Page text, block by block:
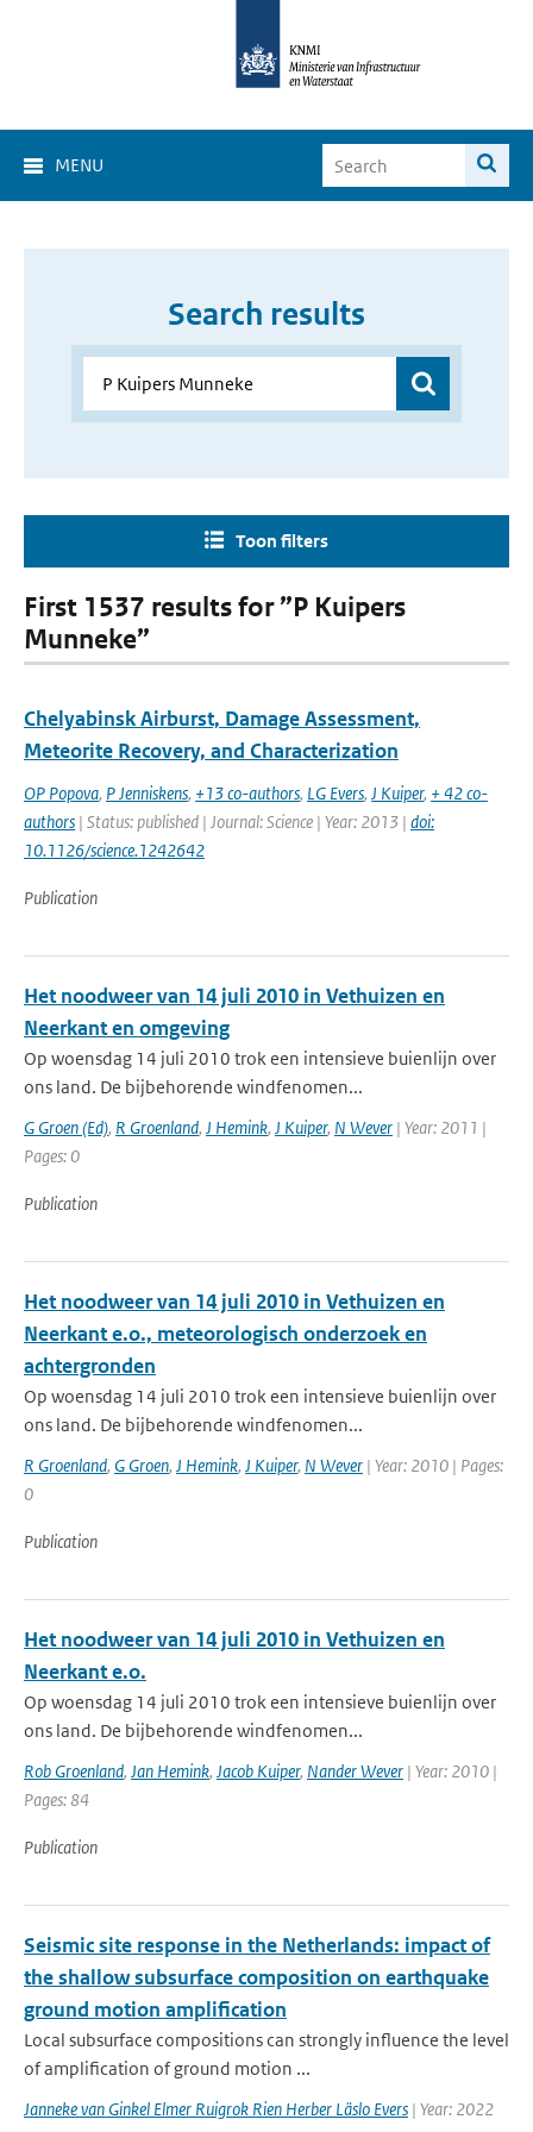
MENU
Search results
Toon filters
First 1537 results for ”P Kuipers
Munneke”
Chelyabinsk Airburst, Damage Assessment,
Meteorite Recovery, and Characterization
OP Popova, P Jenniskens, +13 co-authors, LG Evers, J Kuiper, + 42 co-
authors | Status: published | Journal: Science | Year: 2013 | doi:
10.1126/science.1242642
Publication
Het noodweer van 14 juli 2010 in Vethuizen en
Neerkant en omgeving
Op woensdag 14 juli 2010 trok een intensieve buienlijn over
ons land. De bijbehorende windfenomen...
G Groen (Ed), R Groenland, J Hemink, J Kuiper, N Wever | Year: 2011 |
Pages: 0
Publication
Het noodweer van 14 juli 2010 in Vethuizen en
Neerkant e.o., meteorologisch onderzoek en
achtergronden
Op woensdag 14 juli 2010 trok een intensieve buienlijn over
ons land. De bijbehorende windfenomen...
R Groenland, G Groen, J Hemink, J Kuiper, N Wever | Year: 2010 | Pages:
0
Publication
Het noodweer van 14 juli 2010 in Vethuizen en
Neerkant e.o.
Op woensdag 14 juli 2010 trok een intensieve buienlijn over
ons land. De bijbehorende windfenomen...
Rob Groenland, Jan Hemink, Jacob Kuiper, Nander Wever | Year: 2010 |
Pages: 84
Publication
Seismic site response in the Netherlands: impact of
the shallow subsurface composition on earthquake
ground motion amplification
Local subsurface compositions can strongly influence the level
of amplification of ground motion ...
Janneke van Ginkel Elmer Ruigrok Rien Herber Läslo Evers | Year: 2022